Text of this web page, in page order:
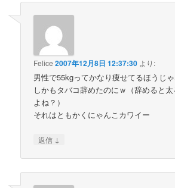
Felice 2007年12月8日 12:37:30 より:
男性で55kgってかなり痩せてるほうじ
しかもタバコ辞めたのにｗ（辞めると
よね？）
それはともかくにゃんこカワイー
返信 ↓